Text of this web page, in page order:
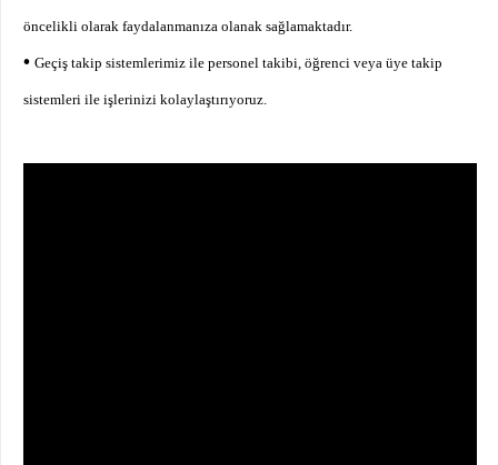
öncelikli olarak faydalanmanıza olanak sağlamaktadır.
• Geçiş takip sistemlerimiz ile personel takibi, öğrenci veya üye takip
sistemleri ile işlerinizi kolaylaştırıyoruz.